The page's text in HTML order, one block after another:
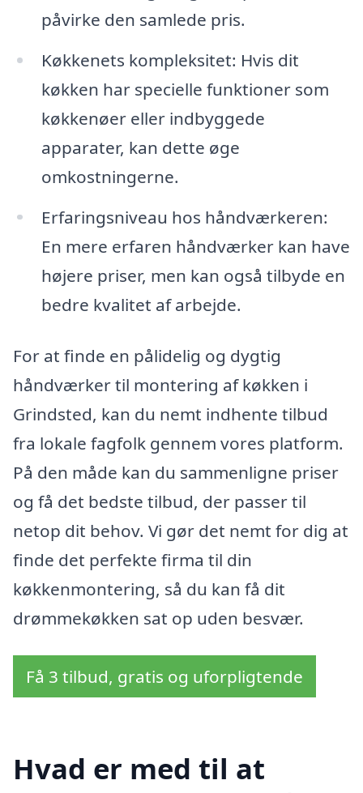
påvirke den samlede pris.
Køkkenets kompleksitet: Hvis dit
køkken har specielle funktioner som
køkkenøer eller indbyggede
apparater, kan dette øge
omkostningerne.
Erfaringsniveau hos håndværkeren:
En mere erfaren håndværker kan have
højere priser, men kan også tilbyde en
bedre kvalitet af arbejde.
For at finde en pålidelig og dygtig
håndværker til montering af køkken i
Grindsted, kan du nemt indhente tilbud
fra lokale fagfolk gennem vores platform.
På den måde kan du sammenligne priser
og få det bedste tilbud, der passer til
netop dit behov. Vi gør det nemt for dig at
finde det perfekte firma til din
køkkenmontering, så du kan få dit
drømmekøkken sat op uden besvær.
Få 3 tilbud, gratis og uforpligtende
Hvad er med til at